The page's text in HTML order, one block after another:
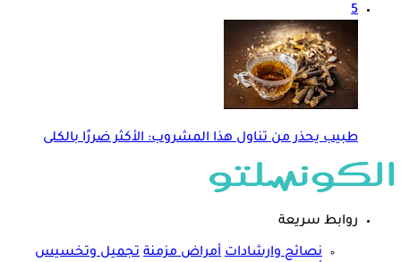
5
طبيب يحذر من تناول هذا المشروب: الأكثر ضررًا بالكلى
روابط سريعة
نصائح وارشادات أمراض مزمنة تجميل وتخسيس